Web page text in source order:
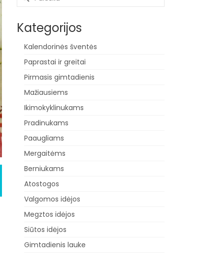
for:
Kategorijos
Kalendorinės šventės
Paprastai ir greitai
Pirmasis gimtadienis
Mažiausiems
Ikimokyklinukams
Pradinukams
Paaugliams
Mergaitėms
Berniukams
Atostogos
Valgomos idėjos
Megztos idėjos
Siūtos idėjos
Gimtadienis lauke